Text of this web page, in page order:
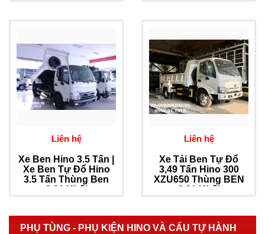
Liên hệ
Xe Ben Hino 3.5 Tấn |
Xe Ben Tự Đổ Hino
3.5 Tấn Thùng Ben
2.81 Khối
Liên hệ
Xe Tải Ben Tự Đổ
3,49 Tấn Hino 300
XZU650 Thùng BEN
2.81 Khối
PHỤ TÙNG - PHỤ KIỆN HINO VÀ CẨU TỰ HÀNH